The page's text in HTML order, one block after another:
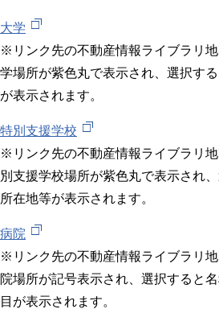
大学
※リンク先の不動産情報ライブラリ
学場所が紫色丸で表示され、選択す
が表示されます。
特別支援学校
※リンク先の不動産情報ライブラリ
別支援学校場所が紫色丸で表示され
所在地等が表示されます。
病院
※リンク先の不動産情報ライブラリ
院場所が記号表示され、選択すると
目が表示されます。